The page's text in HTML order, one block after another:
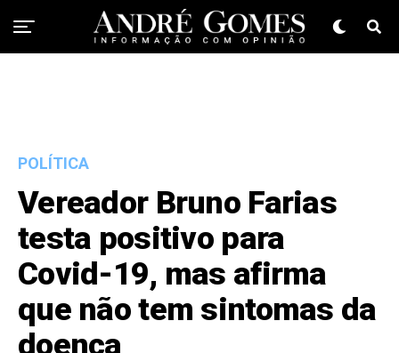
POLÍTICA
Vereador Bruno Farias
testa positivo para
Covid-19, mas afirma
que não tem sintomas da
doença